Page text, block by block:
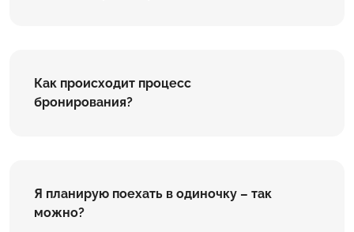
Как происходит процесс
бронирования?
Я планирую поехать в одиночку – так
можно?